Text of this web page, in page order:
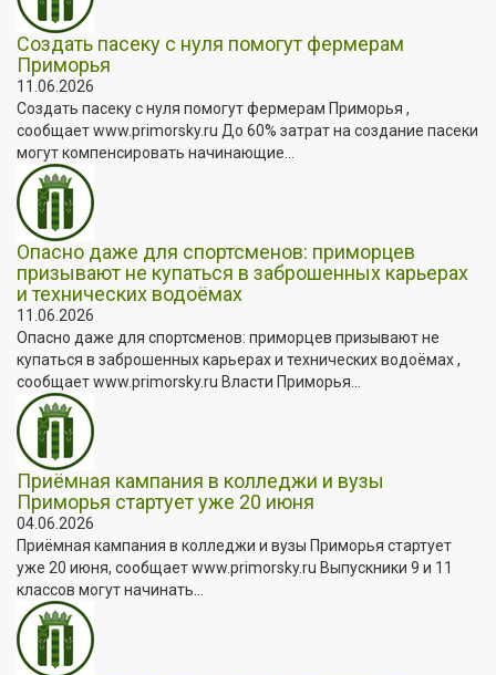
Создать пасеку с нуля помогут фермерам
Приморья
11.06.2026
Создать пасеку с нуля помогут фермерам Приморья ,
сообщает www.primorsky.ru До 60% затрат на создание пасеки
могут компенсировать начинающие...
Опасно даже для спортсменов: приморцев
призывают не купаться в заброшенных карьерах
и технических водоёмах
11.06.2026
Опасно даже для спортсменов: приморцев призывают не
купаться в заброшенных карьерах и технических водоёмах ,
сообщает www.primorsky.ru Власти Приморья...
Приёмная кампания в колледжи и вузы
Приморья стартует уже 20 июня
04.06.2026
Приёмная кампания в колледжи и вузы Приморья стартует
уже 20 июня, сообщает www.primorsky.ru Выпускники 9 и 11
классов могут начинать...